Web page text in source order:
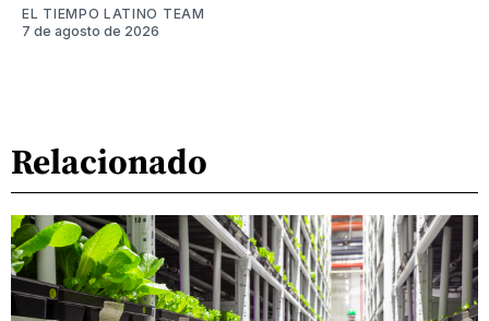
EL TIEMPO LATINO TEAM
7 de agosto de 2026
Relacionado